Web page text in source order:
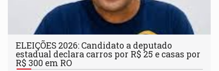
ELEIÇÕES 2026: Candidato a deputado
estadual declara carros por R$ 25 e casas por
R$ 300 em RO